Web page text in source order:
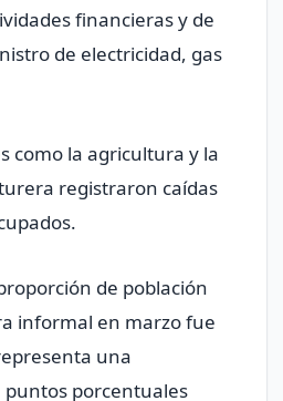
financieras y de
de electricidad, gas
como la agricultura y la
registraron caídas
de población
informal en marzo fue
una
porcentuales